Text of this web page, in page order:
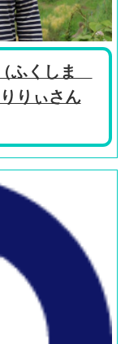
ふくしま
りぃさん